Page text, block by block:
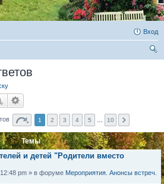
Вход
1 2 3 4 5 10
Темы
и детей "Родители вместо
pm » в форуме Мероприятия. Анонсы встреч.